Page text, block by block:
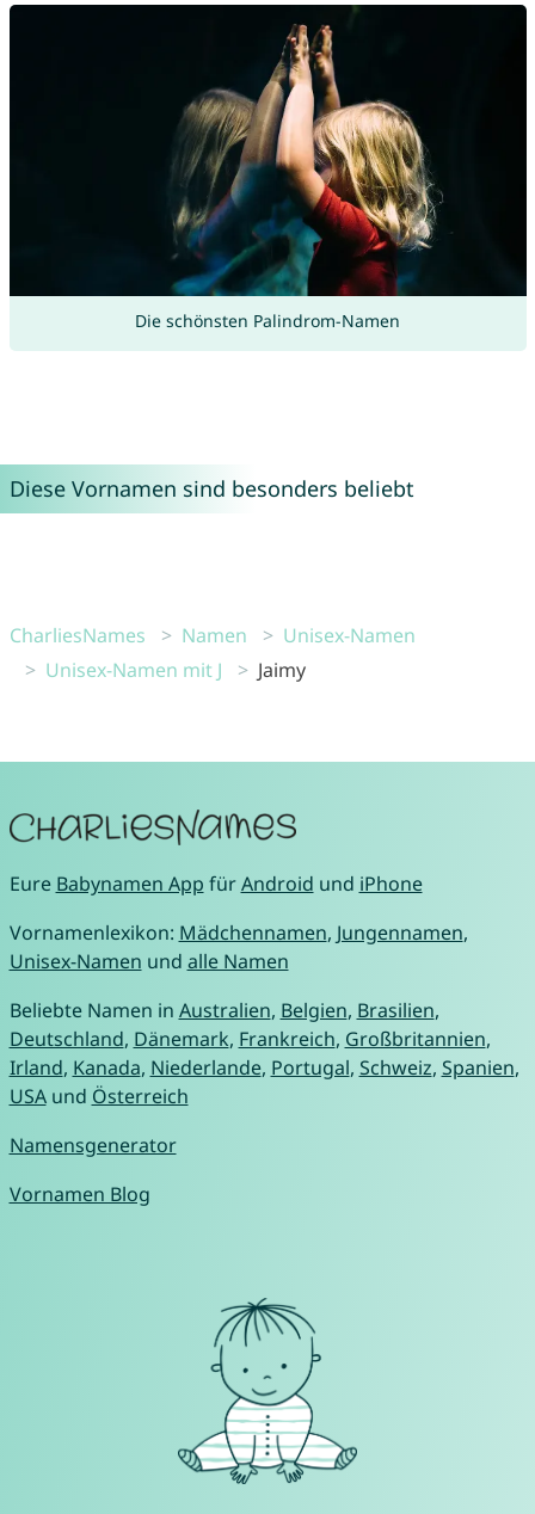
Die schönsten Palindrom-Namen
Diese Vornamen sind besonders beliebt
CharliesNames Namen
Unisex-Namen
Unisex-Namen mit J
Jaimy
Eure Babynamen App fürAndroid und iPhone
Vornamenlexikon: Mädchennamen, Jungennamen,
Unisex-Namen und alle Namen
Beliebte Namen in Australien, Belgien, Brasilien,
Deutschland, Dänemark, Frankreich, Großbritannien,
Irland, Kanada, Niederlande, Portugal, Schweiz, Spanien,
USAund Österreich
Namensgenerator
Vornamen Blog